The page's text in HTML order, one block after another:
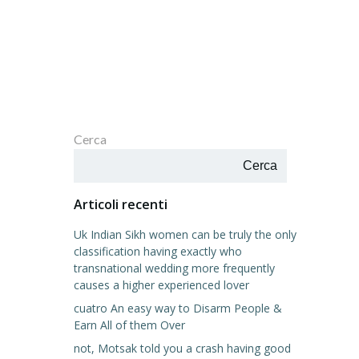
Cerca
Cerca
Articoli recenti
Uk Indian Sikh women can be truly the only
classification having exactly who
transnational wedding more frequently
causes a higher experienced lover
cuatro An easy way to Disarm People &
Earn All of them Over
not, Motsak told you a crash having good